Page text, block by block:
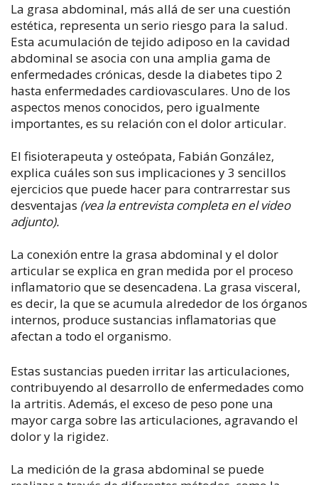
La grasa abdominal, más allá de ser una cuestión
estética, representa un serio riesgo para la salud.
Esta acumulación de tejido adiposo en la cavidad
abdominal se asocia con una amplia gama de
enfermedades crónicas, desde la diabetes tipo 2
hasta enfermedades cardiovasculares. Uno de los
aspectos menos conocidos, pero igualmente
importantes, es su relación con el dolor articular.
El fisioterapeuta y osteópata, Fabián González,
explica cuáles son sus implicaciones y 3 sencillos
ejercicios que puede hacer para contrarrestar sus
desventajas (vea la entrevista completa en el video
adjunto).
La conexión entre la grasa abdominal y el dolor
articular se explica en gran medida por el proceso
inflamatorio que se desencadena. La grasa visceral,
es decir, la que se acumula alrededor de los órganos
internos, produce sustancias inflamatorias que
afectan a todo el organismo.
Estas sustancias pueden irritar las articulaciones,
contribuyendo al desarrollo de enfermedades como
la artritis. Además, el exceso de peso pone una
mayor carga sobre las articulaciones, agravando el
dolor y la rigidez.
La medición de la grasa abdominal se puede